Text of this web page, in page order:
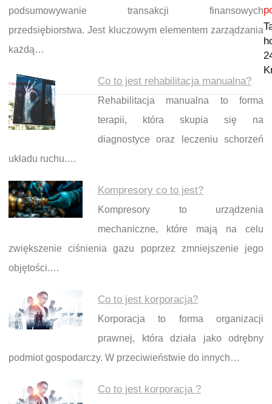
podsumowywanie transakcji finansowych
przedsiębiorstwa. Jest kluczowym elementem zarządzania
każdą…
Co to jest rehabilitacja manualna?
Rehabilitacja manualna to forma
terapii, która skupia się na
diagnostyce oraz leczeniu schorzeń
układu ruchu.…
Kompresory co to jest?
Kompresory to urządzenia
mechaniczne, które mają na celu
zwiększenie ciśnienia gazu poprzez zmniejszenie jego
objętości.…
Co to jest korporacja?
Korporacja to forma organizacji
prawnej, która działa jako odrębny
podmiot gospodarczy. W przeciwieństwie do innych…
Co to jest korporacja ?